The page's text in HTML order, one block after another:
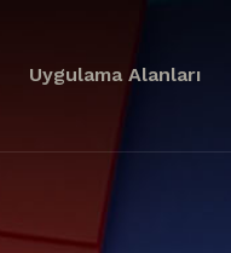
Uygulama Alanları